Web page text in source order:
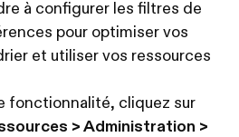
à configurer les filtres de
pour optimiser vos
et utiliser vos ressources
fonctionnalité, cliquez sur
> Administration >